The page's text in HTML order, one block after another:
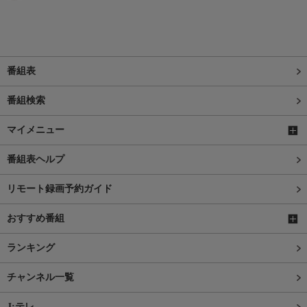
番組表
番組検索
マイメニュー
番組表ヘルプ
リモート録画予約ガイド
おすすめ番組
ランキング
チャンネル一覧